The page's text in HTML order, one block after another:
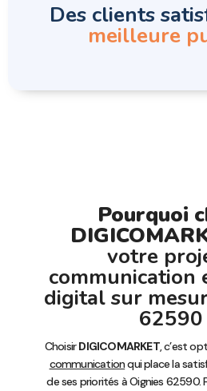
Des clients
meilleure
Pourquoi
votre
communication
digital sur
62590
ChoisirDIGICOMARKET, c’est
communicationqui place la
de ses priorités à Oignies